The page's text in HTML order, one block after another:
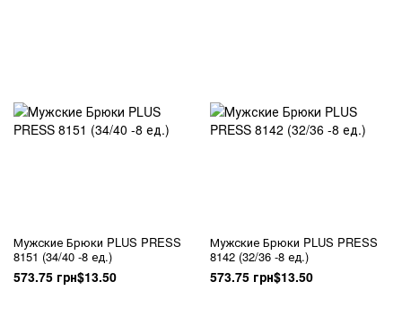
Мужские Брюки PLUS PRESS
8151 (34/40 -8 ед.)
573.75 грн$13.50
Мужские Брюки PLUS PRESS
8142 (32/36 -8 ед.)
573.75 грн$13.50